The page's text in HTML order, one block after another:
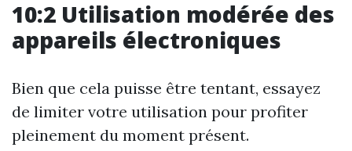
10:2 Utilisation modérée des
appareils électroniques
Bien que cela puisse être tentant, essayez
de limiter votre utilisation pour profiter
pleinement du moment présent.